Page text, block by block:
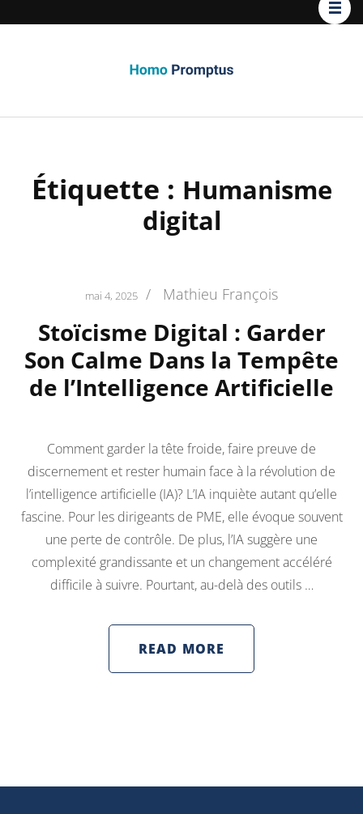
Étiquette : Humanisme
digital
mai 4, 2025 / Mathieu François
Stoïcisme Digital : Garder
Son Calme Dans la Tempête
de l’Intelligence Artificielle
Comment garder la tête froide, faire preuve de
discernement et rester humain face à la révolution de
l’intelligence artificielle (IA)? L’IA inquiète autant qu’elle
fascine. Pour les dirigeants de PME, elle évoque souvent
une perte de contrôle. De plus, l’IA suggère une
complexité grandissante et un changement accéléré
difficile à suivre. Pourtant, au-delà des outils …
READ MORE